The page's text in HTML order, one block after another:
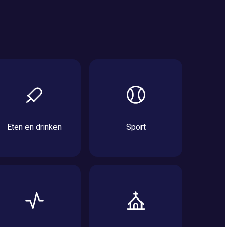
Eten en drinken Sport